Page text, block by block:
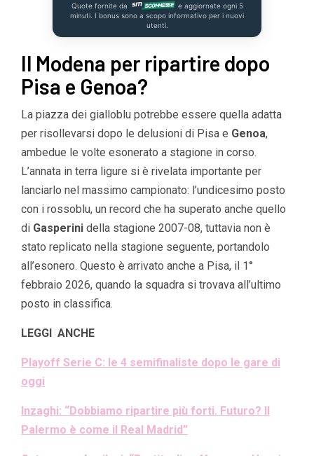
Quote fornite da
e aggiornate ogni 5
minuti. I bonus sono a scopo informativo per i nuovi
utenti.
Il Modena per ripartire dopo
Pisa e Genoa?
La piazza dei gialloblu potrebbe essere quella adatta
per risollevarsi dopo le delusioni di Pisa e Genoa,
ambedue le volte esonerato a stagione in corso.
L’annata in terra ligure si è rivelata importante per
lanciarlo nel massimo campionato: l’undicesimo posto
con i rossoblu, un record che ha superato anche quello
di Gasperini della stagione 2007-08, tuttavia non è
stato replicato nella stagione seguente, portandolo
all’esonero. Questo è arrivato anche a Pisa, il 1°
febbraio 2026, quando la squadra si trovava all’ultimo
posto in classifica.
LEGGI ANCHE
Playoff Serie C: le 4 semifinaliste dopo le gare di
oggi
Inzaghi: “Dobbiamo ripartire più forti. Futuro? Il
Palermo è come il Real Madrid”